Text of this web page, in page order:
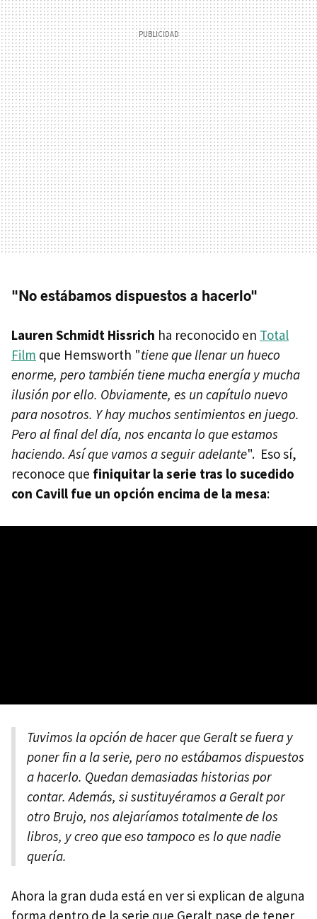
"No estábamos dispuestos a hacerlo"
Lauren Schmidt Hissrich ha reconocido en Total
Film que Hemsworth "tiene que llenar un hueco
enorme, pero también tiene mucha energía y mucha
ilusión por ello. Obviamente, es un capítulo nuevo
para nosotros. Y hay muchos sentimientos en juego.
Pero al final del día, nos encanta lo que estamos
haciendo. Así que vamos a seguir adelante". Eso sí,
reconoce que finiquitar la serie tras lo sucedido
con Cavill fue un opción encima de la mesa:
Tuvimos la opción de hacer que Geralt se fuera y
poner fin a la serie, pero no estábamos dispuestos
a hacerlo. Quedan demasiadas historias por
contar. Además, si sustituyéramos a Geralt por
otro Brujo, nos alejaríamos totalmente de los
libros, y creo que eso tampoco es lo que nadie
quería.
Ahora la gran duda está en ver si explican de alguna
forma dentro de la serie que Geralt pase de tener